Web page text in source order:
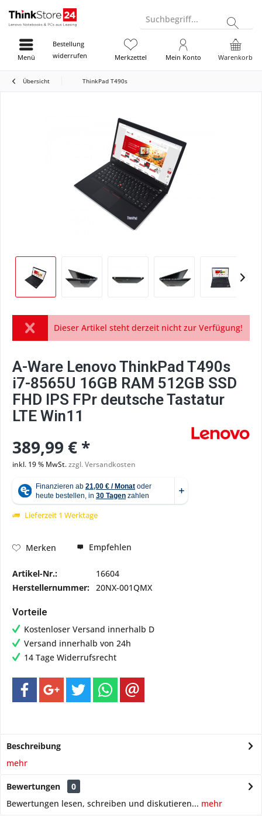
Suchbegriff...
Bestellung
widerrufen
Warenkorb
Merkzettel Mein Konto
Menü
Übersicht ThinkPad T490s
Dieser Artikel steht derzeit nicht zur Verfügung!
A-Ware Lenovo ThinkPad T490s
i7-8565U 16GB RAM 512GB SSD
FHD IPS FPr deutsche Tastatur
LTE Win11
389,99 € *
inkl. 19 % MwSt.zzgl. Versandkosten
Lieferzeit 1 Werktage
Merken Empfehlen
Artikel-Nr.:
16604
Herstellernummer: 20NX-001QMX
Vorteile
Kostenloser Versand innerhalb D
Versand innerhalb von 24h
14 Tage Widerrufsrecht
Beschreibung
mehr
Bewertungen
0
Bewertungen lesen, schreiben und diskutieren... mehr